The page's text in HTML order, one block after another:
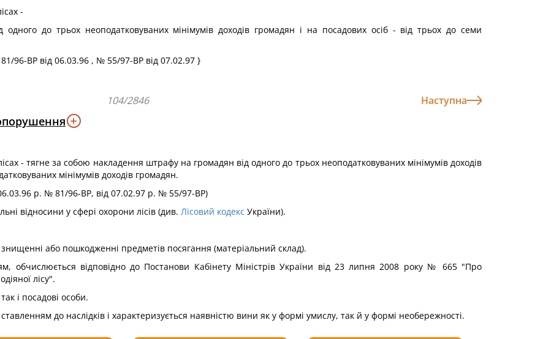
-
до трьох неоподатковуваних мінімумів доходів громадян і на посадових осіб - від трьох до семи
96-ВР від 06.03.96 , № 55/97-ВР від 07.02.97 }
104/2846 Наступна
- тягне за собою накладення штрафу на громадян від одного до трьох неоподатковуваних мінімумів доходів
мінімумів доходів громадян.
р. № 81/96-ВР, від 07.02.97 р. № 55/97-ВР)
відносини у сфері охорони лісів (див. Лісовий кодекс України).
або пошкодженні предметів посягання (матеріальний склад).
обчислюється відповідно до Постанови Кабінету Міністрів України від 23 липня 2008 року № 665 "Про
лісу".
і посадові особи.
до наслідків і характеризується наявністю вини як у формі умислу, так й у формі необережності.